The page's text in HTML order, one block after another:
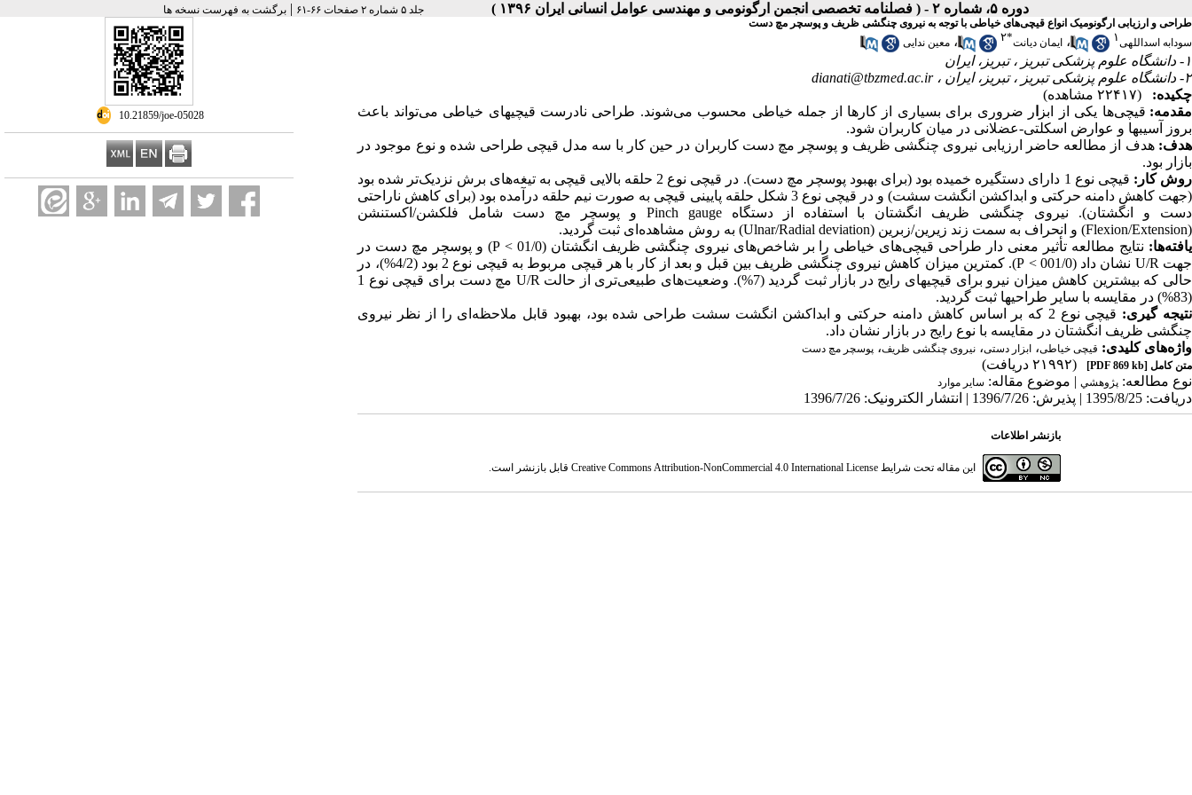
دوره ۵، شماره ۲ - ( فصلنامه تخصصی انجمن ارگونومی و مهندسی عوامل انسانی ایران ۱۳۹۶ ) جلد ۵ شماره ۲ صفحات ۶۶-۶۱ | برگشت به فهرست نسخه ها
‎ 10.21859/joe-05028
طراحی و ارزیابی ارگونومیک انواع قیچی‌های خیاطی با توجه به نیروی چنگشی ظریف و پوسچر مچ دست
سودابه اسداللهی۱ ، ایمان دیانت*۲ ، معین ندایی
۱- دانشگاه علوم پزشکی تبریز ، تبریز، ایران
۲- دانشگاه علوم پزشکی تبریز ، تبریز، ایران ،
dianati@tbzmed.ac.ir
چکیده:
(۲۲۴۱۷ مشاهده)
مقدمه: قیچی‌ها یکی از ابز ر ضروری برای بسیاری از کارها از جمله خیاطی محسوب می‌شوند. طراحی نادرست قیچیهای خیاطی می‌تواند باعث
بروز آسیبها و عوارض اسکلتی-عضلانی در میان کاربران شود.
هدف: هدف از مطالعه حاضر ارزیابی نیروی چنگشی ظریف و پوسچر مچ دست کاربران در حین کار با سه مدل قیچی طراحی شده و نوع موجود در
بازار بود.
روش کار:
قیچی نوع 1 دارای دستگیره خمیده بود (برای بهبود پوسچر مچ دست). در قیچی نوع 2 حلقه بالایی قیچی به تیغه‌های برش نزدیک‌تر شده بود
(جهت کاهش دامنه حرکتی و ابداکشن انگشت
سشت) و در قیچی نوع 3 شکل حلقه پایینی قیچی به صورت نیم حلقه درآمده بود (برای کاهش ناراحتی
دست و انگشتان). نیروی چنگشی ظریف انگشتان با استفاده از دستگاهPinch gauge و پوسچر مچ دست شامل فلکشن/اکستنشن
(
Flexion/Extension) و انحراف به سمت زند زیرین/زبرین (Ulnar/Radial deviation) به روش مشاهده‌ای ثبت گردید.
یافته‌ها: نتایج مطالعه تأثیر معنی دار طراحی قیچی‌های خیاطی را بر شاخص‌های نیروی چنگشی ظریف انگشتان (01/0 > P) و پوسچر مچ دست در
جهت U/R نشان داد (001/0 > P
). کمترین میزان کاهش نیروی چنگشی ظریف بین قبل و بعد از کار با هر قیچی مربوط به قیچی نوع 2 بود (4/2%)، در
حالی که بیشترین کاهش میزان نیرو برای قیچیهای رایج در بازار ثبت گردید (7%).
وضعیت‌های طبیعی‌تری از حالت U/R
مچ دست برای قیچی نوع 1
(83%) در مقایسه با سایر طراحیها ثبت گردید.
نتیجه گیری: قیچی نوع 2 که بر اساس ک اهش دامنه حرکتی و ابداکشن انگشت سشت طراحی شده بود، بهبود قابل ملاحظه‌ای را از نظر نیروی
چنگشی ظریف انگشتان در مقایسه با نوع رایج در بازار نشان داد.
واژه‌های کلیدی: قیچی خیاطی، ابزار دستی، نیروی چنگشی ظریف، پوسچر مچ دست
متن کامل [PDF 869 kb]
(۲۱۹۹۲ دریافت)
نوع مطالعه: پژوهشي | موضوع مقاله: سایر موارد
دریافت: 1395/8/25 | پذیرش: 1396/7/26 | انتشار الکترونیک: 1396/7/26
بازنشر اطلاعات
این مقاله تحت شرایط Creative Commons Attribution-NonCommercial 4.0 International Licenseقابل بازنشر است.